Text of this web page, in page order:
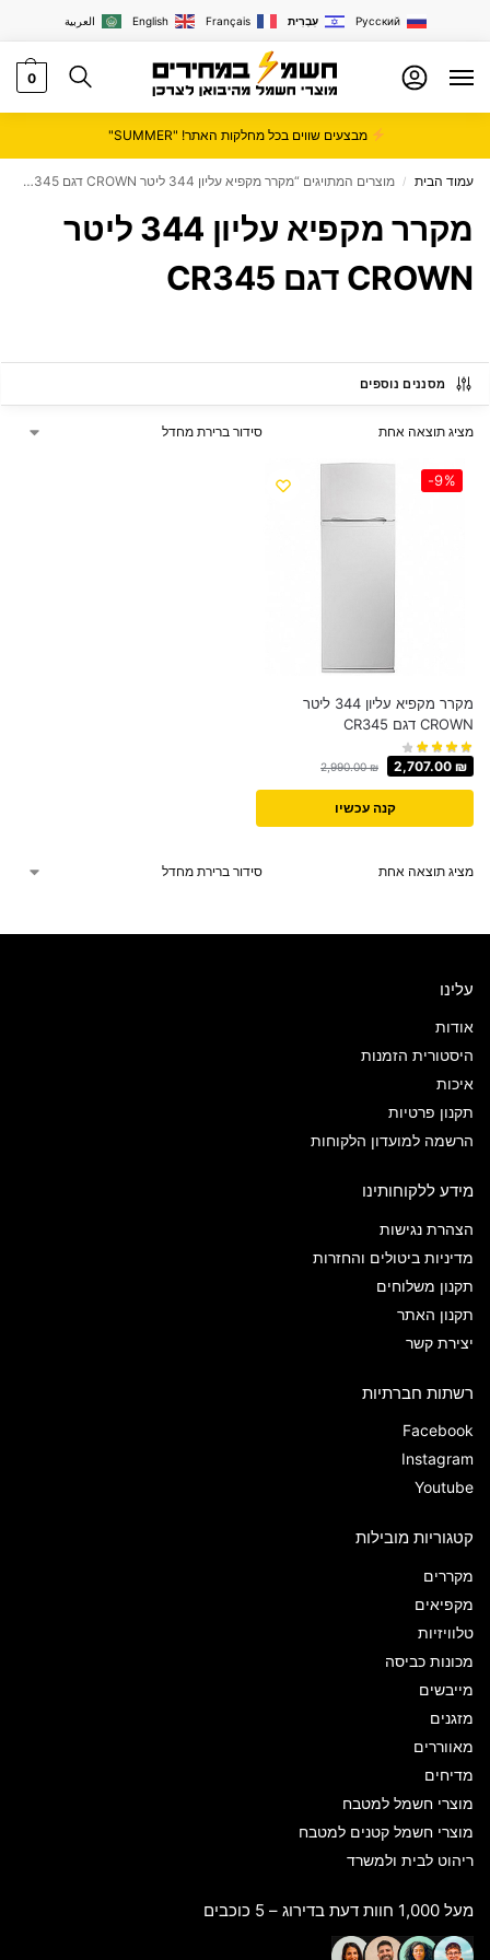
العربية English Français עִבְרִית Русский
0
מבצעים שווים בכל מחלקות האתר! "SUMMER"
עמוד הבית / מוצרים המתויגים “מקרר ‏מקפיא עליון 344 ‏ליטר CROWN דגם CR345”
מקרר ‏מקפיא עליון 344 ‏ליטר
CROWN דגם CR345
מסננים נוספים
מציג תוצאה אחת
-9%
מקרר ‏מקפיא עליון 344 ‏ליטר
CROWN דגם CR345
2,990.00₪ 2,707.00 ₪
קנה עכשיו
מציג תוצאה אחת
עלינו
אודות
היסטורית הזמנות
איכות
תקנון פרטיות
הרשמה למועדון הלקוחות
מידע ללקוחותינו
הצהרת נגישות
מדיניות ביטולים והחזרות
תקנון משלוחים
תקנון האתר
יצירת קשר
רשתות חברתיות
Facebook
Instagram
Youtube
קטגוריות מובילות
מקררים
מקפיאים
טלוויזיות
מכונות כביסה
מייבשים
מזגנים
מאווררים
מדיחים
מוצרי חשמל למטבח
מוצרי חשמל קטנים למטבח
ריהוט לבית ולמשרד
מעל 1,000 חוות דעת בדירוג – 5 כוכבים